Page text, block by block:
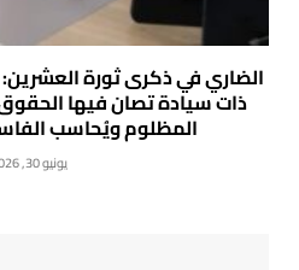
الضاري في ذكرى ثورة العشرين:
ذات سيادة تصان فيها
المظلوم ويُحاسب
يونيو 30, 2026